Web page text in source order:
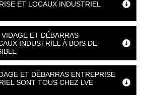
ET LOCAUX INDUSTRIEL
ET DÉBARRAS
INDUSTRIEL À BOIS DE
ET DÉBARRAS ENTREPRISE
SONT TOUS CHEZ LVE